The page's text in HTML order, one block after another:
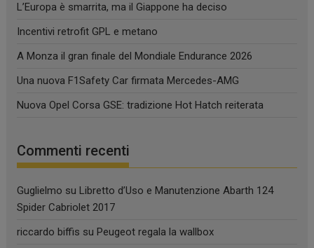
L’Europa è smarrita, ma il Giappone ha deciso
Incentivi retrofit GPL e metano
A Monza il gran finale del Mondiale Endurance 2026
Una nuova F1Safety Car firmata Mercedes-AMG
Nuova Opel Corsa GSE: tradizione Hot Hatch reiterata
Commenti recenti
Guglielmo suLibretto d’Uso e Manutenzione Abarth 124
Spider Cabriolet 2017
riccardo biffis suPeugeot regala la wallbox